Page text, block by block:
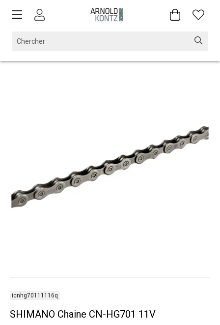
icnhg70111116q
SHIMANO Chaine CN-HG701 11V